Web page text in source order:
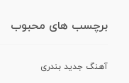
برچسب های محبوب
آهنگ جدید بندری